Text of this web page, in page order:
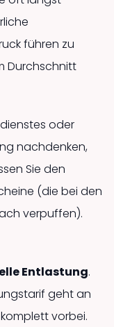
führen zu
Durchschnitt
oder
nachdenken,
Sie den
(die bei den
verpuffen).
Entlastung.
geht an
vorbei.